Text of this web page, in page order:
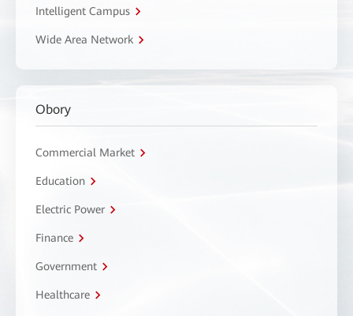
Intelligent Campus
Wide Area Network
Obory
Commercial Market
Education
Electric Power
Finance
Government
Healthcare